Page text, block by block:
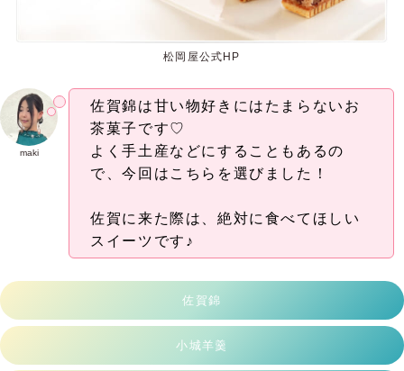
松岡屋公式HP
maki
佐賀錦は甘い物好きにはたまらないお
茶菓子です♡
よく手土産などにすることもあるの
で、今回はこちらを選びました！
佐賀に来た際は、絶対に食べてほしい
スイーツです♪
佐賀錦
小城羊羹